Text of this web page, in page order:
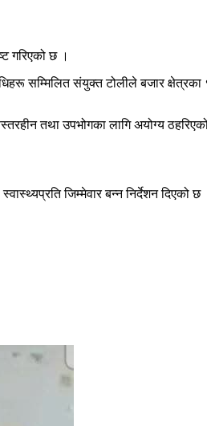
गरिएको छ ।
सम्मिलित संयुक्त टोलीले बजार
तथा उपभोगका लागि अयोग्य
जिम्मेवार बन्न निर्देशन दिएको छ